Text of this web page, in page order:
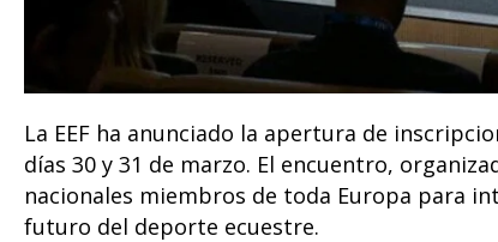
La EEF ha anunciado la apertura de
días 30 y 31 de marzo. El encuentro,
nacionales miembros de toda Europa para
futuro del deporte ecuestre.